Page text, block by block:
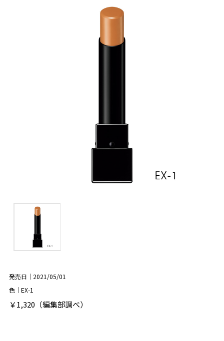
発売日｜2021/05/01
色｜EX-1
￥1,320（編集部調べ）